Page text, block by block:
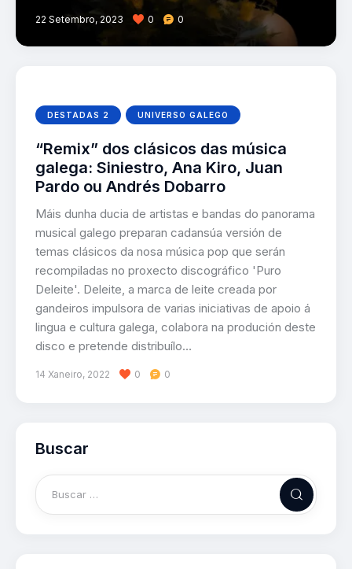
22 Setembro, 2023 0 0
DESTADAS 2 UNIVERSO GALEGO
“Remix” dos clásicos das música
galega: Siniestro, Ana Kiro, Juan
Pardo ou Andrés Dobarro
Máis dunha ducia de artistas e bandas do panorama
musical galego preparan cadansúa versión de
temas clásicos da nosa música pop que serán
recompiladas no proxecto discográfico 'Puro
Deleite'. Deleite, a marca de leite creada por
gandeiros impulsora de varias iniciativas de apoio á
lingua e cultura galega, colabora na produción deste
disco e pretende distribuílo…
14 Xaneiro, 2022 0 0
Buscar